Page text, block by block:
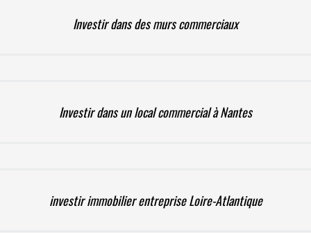
Investir dans des murs commerciaux
Investir dans un local commercial à Nantes
investir immobilier entreprise Loire-Atlantique